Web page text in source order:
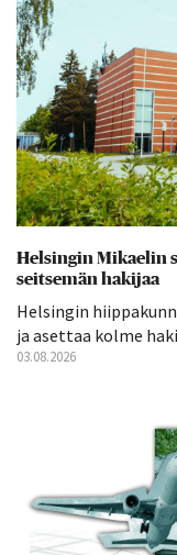
Helsingin Mikaelin
seitsemän hakijaa
Helsingin
ja asettaa kolme
03.08.2026